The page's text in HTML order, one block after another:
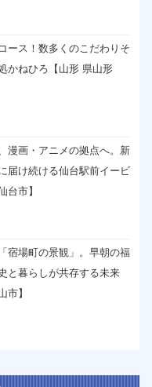
ース！数多くのこだわりそ
かねひろ【山形 県山形
漫画・アニメの拠点へ。新
届け続ける仙台駅前イービ
台市】
宿場町の景観」。早朝の福
と暮らしが共存する未来
市】